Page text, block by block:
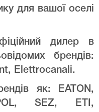
для вашої оселі
дилер в
брендів:
Elettrocanali.
як: EATON,
SEZ, ETI,